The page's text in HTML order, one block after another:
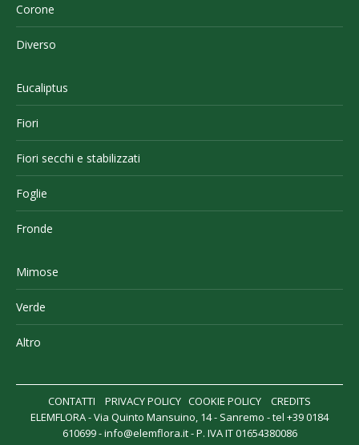
Corone
Diverso
Eucaliptus
Fiori
Fiori secchi e stabilizzati
Foglie
Fronde
Mimose
Verde
Altro
CONTATTI PRIVACY POLICY COOKIE POLICY
CREDITS
ELEMFLORA - Via Quinto Mansuino, 14 - Sanremo - tel +39 0184
610699 -info@elemflora.it- P. IVA IT 01654380086